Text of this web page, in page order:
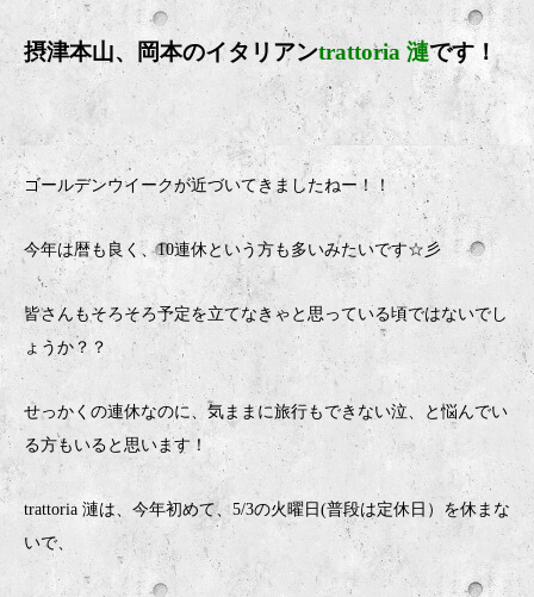
摂津本山、岡本のイタリアンtrattoria 漣です！
ゴールデンウイークが近づいてきましたねー！！
今年は暦も良く、10連休という方も多いみたいです☆彡
皆さんもそろそろ予定を立てなきゃと思っている頃ではないでし
ょうか？？
せっかくの連休なのに、気ままに旅行もできない泣、と悩んでい
る方もいると思います！
trattoria 漣は、今年初めて、5/3の火曜日(普段は定休日）を休まな
いで、